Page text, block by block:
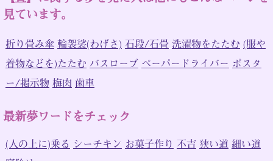
見ています。
折り畳み傘 輪袈裟(わげさ) 石段/石畳 洗濯物をたたむ (服や
着物などを)たたむ バスローブ ペーパードライバー ポスタ
ー/掲示物 梅肉 歯車
最新夢ワードをチェック
(人の上に)乗る シーチキン お菓子作り 不吉 狭い道 細い道